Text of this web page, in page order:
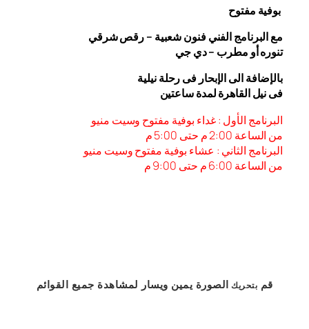
بوفية مفتوح
مع البرنامج الفني فنون شعبية – رقص شرقي
تنوره أو مطرب – دي جي
بالإضافة الى الإبحار فى رحلة نيلية
فى نيل القاهرة لمدة ساعتين
البرنامج الأول : غداء بوفية مفتوح وسيت منيو
من الساعة 2:00 م حتى 5:00 م
البرنامج الثاني : عشاء بوفية مفتوح وسيت منيو
من الساعة 6:00 م حتى 9:00 م
قم بتحريك الصورة يمين ويسار لمشاهدة جميع القوائم